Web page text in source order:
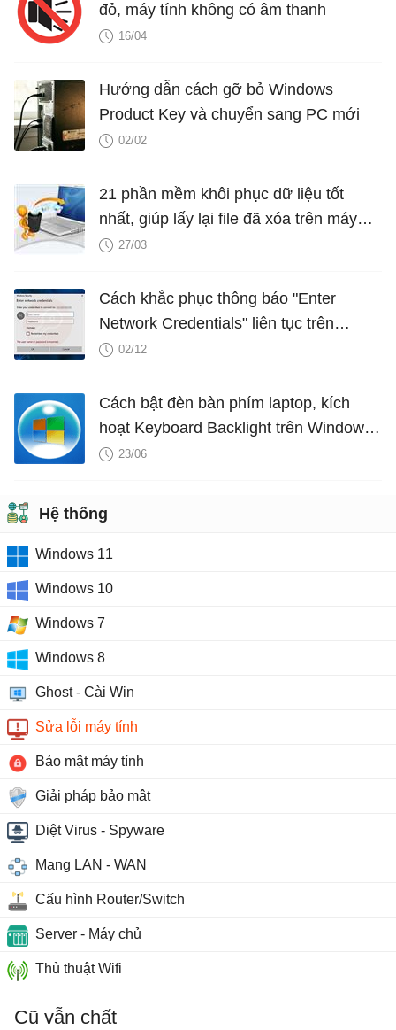
đỏ, máy tính không có âm thanh
16/04
Hướng dẫn cách gỡ bỏ Windows
Product Key và chuyển sang PC mới
02/02
21 phần mềm khôi phục dữ liệu tốt
nhất, giúp lấy lại file đã xóa trên máy
tính hiệu quả
27/03
Cách khắc phục thông báo "Enter
Network Credentials" liên tục trên
Windows
02/12
Cách bật đèn bàn phím laptop, kích
hoạt Keyboard Backlight trên Windows
10 23/06
Hệ thống
Windows 11
Windows 10
Windows 7
Windows 8
Ghost - Cài Win
Sửa lỗi máy tính
Bảo mật máy tính
Giải pháp bảo mật
Diệt Virus - Spyware
Mạng LAN - WAN
Cấu hình Router/Switch
Server - Máy chủ
Thủ thuật Wifi
Cũ vẫn chất